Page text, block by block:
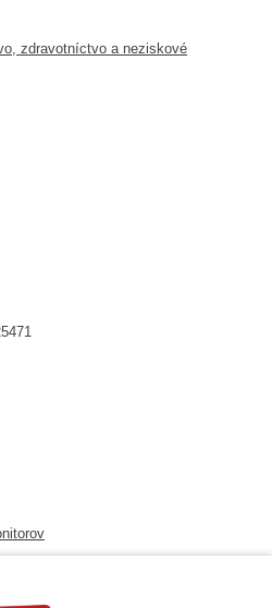
zdravotníctvo a neziskové